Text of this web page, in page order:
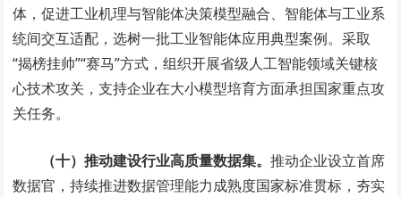
体，促进工业机理与智能体决策模型融合、智能体与工业系
统间交互适配，选树一批工业智能体应用典型案例。采取
“揭榜挂帅”“赛马”方式，组织开展省级人工智能领域关键核
心技术攻关，支持企业在大小模型培育方面承担国家重点攻
关任务。
（十）推动建设行业高质量数据集。推动企业设立首席
数据官，持续推进数据管理能力成熟度国家标准贯标，夯实